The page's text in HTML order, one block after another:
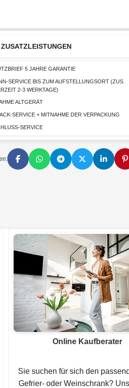
ZUSATZLEISTUNGEN
5 JAHRE GARANTIE
SERVICE BIS ZUM AUFSTELLUNGSORT (ZUS.
2-3 WERKTAGE)
ALTGERÄT
SERVICE + MITNAHME DER VERPACKUNG
SERVICE
Online Kaufberater
Sie suchen für sich den
Gefrier- oder Weinschrank?